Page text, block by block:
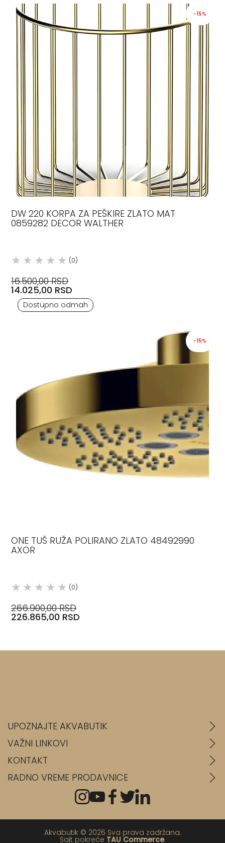
-15%
DW 220 KORPA ZA PEŠKIRE ZLATO MAT
0859282 DECOR WALTHER
(0)
16.500,00 RSD
14.025,00 RSD
Dostupno odmah
-15%
ONE TUŠ RUŽA POLIRANO ZLATO 48492990
AXOR
(0)
266.900,00 RSD
226.865,00 RSD
UPOZNAJTE AKVABUTIK
VAŽNI LINKOVI
KONTAKT
RADNO VREME PRODAVNICE
Akvabutik © 2026 Sva prava zadržana.
Sajt pokreće TAU Commerce.